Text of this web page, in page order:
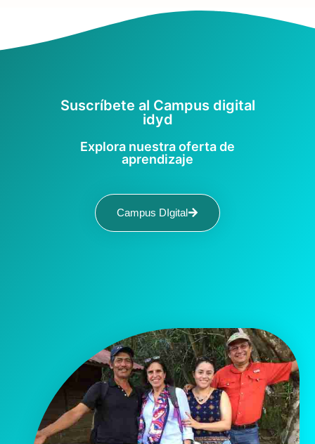
Suscríbete al Campus digital
idyd
Explora nuestra oferta de
aprendizaje
Campus DIgital